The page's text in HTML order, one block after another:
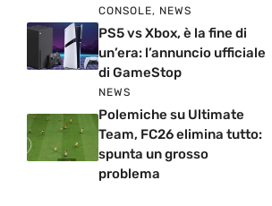
CONSOLE, NEWS
PS5 vs Xbox, è la fine di
un’era: l’annuncio ufficiale
di GameStop
NEWS
Polemiche su Ultimate
Team, FC26 elimina tutto:
spunta un grosso
problema